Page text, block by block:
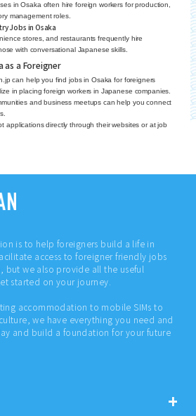
in Osaka often hire foreign workers for production,
management roles.
Jobs in Osaka
stores, and restaurants frequently hire
with conversational Japanese skills.
as a Foreigner
can help you find jobs in Osaka for foreigners
in placing foreign workers in Japanese companies.
and business meetups can help you connect
applications directly through their websites or at job
is to help foreigners build a life in
access to foreigner friendly jobs
but we also provide all the useful
started on your journey.
accommodation to mobile SIMs to
we have everything you need and
and build a foundation for your future